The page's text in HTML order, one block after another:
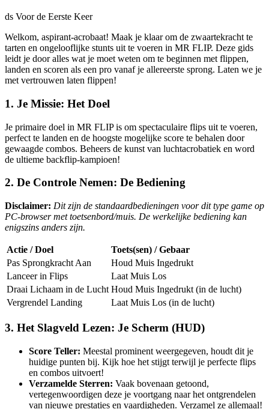
ds Voor de Eerste Keer
Welkom, aspirant-acrobaat! Maak je klaar om de zwaartekracht te
tarten en ongelooflijke stunts uit te voeren in MR FLIP. Deze gids
leidt je door alles wat je moet weten om te beginnen met flippen,
landen en scoren als een pro vanaf je allereerste sprong. Laten we je
met vertrouwen laten flippen!
1. Je Missie: Het Doel
Je primaire doel in MR FLIP is om spectaculaire flips uit te voeren,
perfect te landen en de hoogste mogelijke score te behalen door
gewaagde combos. Beheers de kunst van luchtacrobatiek en word
de ultieme backflip-kampioen!
2. De Controle Nemen: De Bediening
Disclaimer: Dit zijn de standaardbedieningen voor dit type game op
PC-browser met toetsenbord/muis. De werkelijke bediening kan
enigszins anders zijn.
Actie / Doel
Toets(sen) / Gebaar
Pas Sprongkracht Aan
Houd Muis Ingedrukt
Lanceer in Flips
Laat Muis Los
Draai Lichaam in de Lucht Houd Muis Ingedrukt (in de lucht)
Vergrendel Landing
Laat Muis Los (in de lucht)
3. Het Slagveld Lezen: Je Scherm (HUD)
Score Teller: Meestal prominent weergegeven, houdt dit je
huidige punten bij. Kijk hoe het stijgt terwijl je perfecte flips
en combos uitvoert!
Verzamelde Sterren: Vaak bovenaan getoond,
vertegenwoordigen deze je voortgang naar het ontgrendelen
van nieuwe prestaties en vaardigheden. Verzamel ze allemaal!